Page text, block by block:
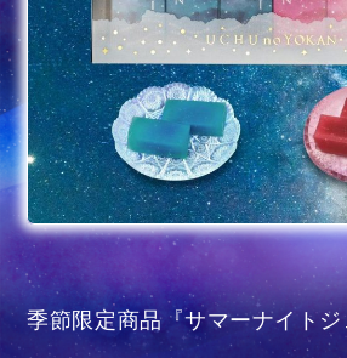
季節限定商品『サマーナイト